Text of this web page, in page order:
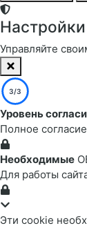
Управляйте
3/3
Уровень
Полное согласие
Необходимые
Для работы
Эти cookie